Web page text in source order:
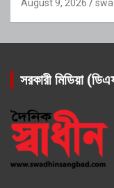
August 9, 2026
সরকারী মিডিয়া